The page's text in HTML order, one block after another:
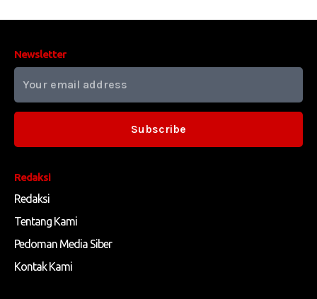
Redaksi
Redaksi
Tentang Kami
Pedoman Media Siber
Kontak Kami
Newsletter
Subscribe